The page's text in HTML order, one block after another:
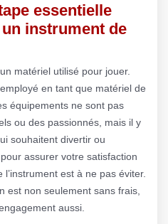
essentielle
instrument de
matériel utilisé pour jouer.
en tant que matériel de
équipements ne sont pas
ou des passionnés, mais il y
souhaitent divertir ou
assurer votre satisfaction
l’instrument est à ne pas éviter.
est non seulement sans frais,
aussi.